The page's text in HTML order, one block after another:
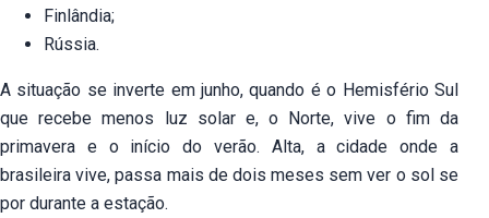
Finlândia;
Rússia.
A situação se inverte em junho, quando é o Hemisfério Sul
que recebe menos luz solar e, o Norte, vive o fim da
primavera e o início do verão. Alta, a cidade onde a
brasileira vive, passa mais de dois meses sem ver o sol se
por durante a estação.